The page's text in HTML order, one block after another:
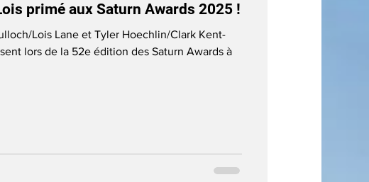
primé aux Saturn Awards 2025 !
Lois Lane et Tyler Hoechlin/Clark Kent-
lors de la 52e édition des Saturn Awards à